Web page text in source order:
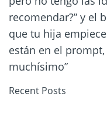
recomendar?” y el
que tu hija
están en el
muchísimo”
Recent Posts